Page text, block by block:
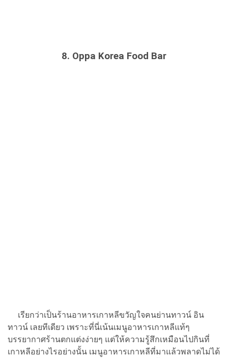
8. Oppa Korea Food Bar
เรียกว่าเป็นร้านอาหารเกาหลีขวัญใจคนย่านทาวน์ อิน
ทาวน์ เลยทีเดียว เพราะที่นี่เน้นเมนูอาหารเกาหลีแท้ๆ
บรรยากาศร้านตกแต่งง่ายๆ แต่ให้ความรู้สึกเหมือนไปกินที่
เกาหลีอย่างไรอย่างนั้น เมนูอาหารเกาหลีที่มาแล้วพลาดไม่ได้